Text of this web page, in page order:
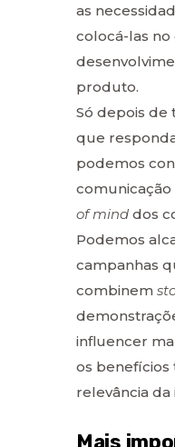
as
colocá-las
produto.
Só depois
que
podemos
comunicação
of mind dos
Podemos
campanhas
combinem
influencer
os benefícios
relevância da
Mais